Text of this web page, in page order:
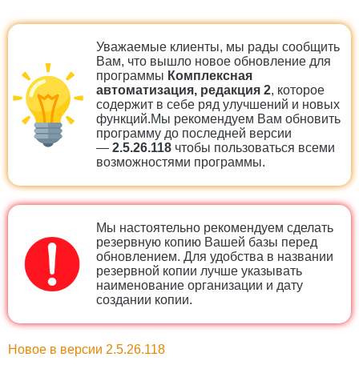
Уважаемые клиенты, мы рады сообщить
Вам, что вышло новое обновление для
программы Комплексная
автоматизация, редакция 2, которое
содержит в себе ряд улучшений и новых
функций.Мы рекомендуем Вам обновить
программу до последней версии
— 2.5.26.118 чтобы пользоваться всеми
возможностями программы.
Мы настоятельно рекомендуем сделать
резервную копию Вашей базы перед
обновлением. Для удобства в названии
резервной копии лучше указывать
наименование организации и дату
создании копии.
Новое в версии 2.5.26.118